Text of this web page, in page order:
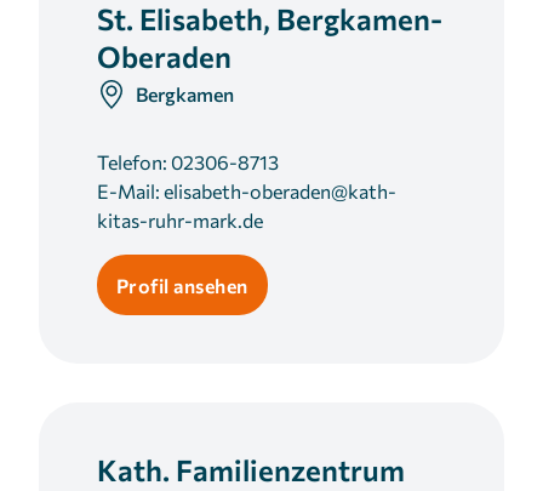
St. Elisabeth, Bergkamen-
Oberaden
Bergkamen
Telefon: 02306-8713
E-Mail: elisabeth-oberaden@kath-
kitas-ruhr-mark.de
Profil ansehen
Kath. Familienzentrum